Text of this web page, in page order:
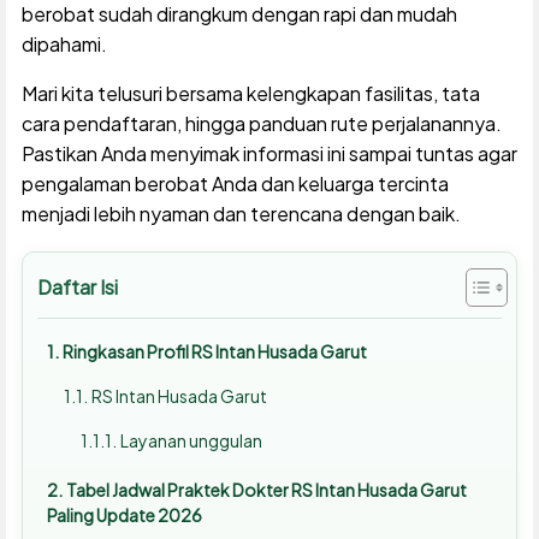
berobat sudah dirangkum dengan rapi dan mudah
dipahami.
Mari kita telusuri bersama kelengkapan fasilitas, tata
cara pendaftaran, hingga panduan rute perjalanannya.
Pastikan Anda menyimak informasi ini sampai tuntas agar
pengalaman berobat Anda dan keluarga tercinta
menjadi lebih nyaman dan terencana dengan baik.
Daftar Isi
Ringkasan Profil RS Intan Husada Garut
RS Intan Husada Garut
Layanan unggulan
Tabel Jadwal Praktek Dokter RS Intan Husada Garut
Paling Update 2026